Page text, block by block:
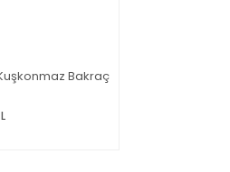
Bakraç